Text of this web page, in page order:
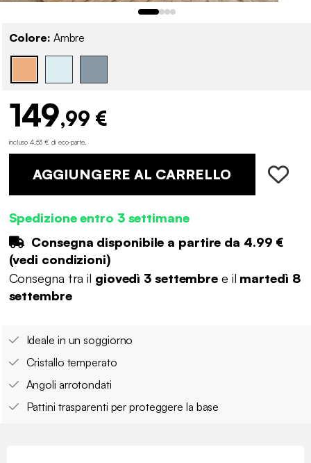
Colore: Ambre
149,99 €
incluso 4,53 € di eco-parte.
AGGIUNGERE AL CARRELLO
Spedizione entro 3 settimane
Consegna disponibile a partire da 4.99 €
(vedi condizioni)
Consegna tra il giovedì 3 settembre e il martedì 8
settembre
Ideale in un soggiorno
Cristallo temperato
Angoli arrotondati
Pattini trasparenti per proteggere la base